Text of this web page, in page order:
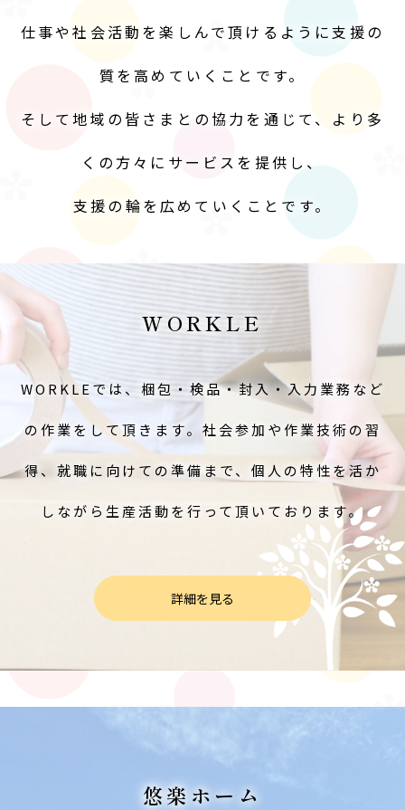
仕事や社会活動を楽しんで頂けるように支援の
質を高めていくことです。
そして地域の皆さまとの協力を通じて、より多
くの方々にサービスを提供し、
支援の輪を広めていくことです。
WORKLE
WORKLEでは、梱包・検品・封入・入力業務など
の作業をして頂きます。社会参加や作業技術の習
得、就職に向けての準備まで、個人の特性を活か
しながら生産活動を行って頂いております。
詳細を見る
悠楽ホーム